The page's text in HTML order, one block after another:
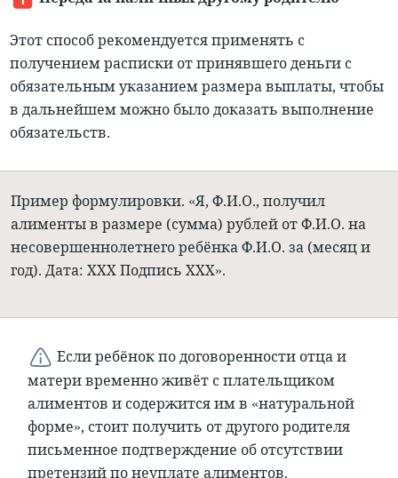
Этот способ рекомендуется применять с
получением расписки от принявшего деньги с
обязательным указанием размера выплаты, чтобы
в дальнейшем можно было доказать выполнение
обязательств.
Пример формулировки. «Я, Ф.И.О., получил
алименты в размере (сумма) рублей от Ф.И.О. на
несовершеннолетнего ребёнка Ф.И.О. за (месяц и
год). Дата: ХХХ Подпись ХХХ».
Если ребёнок по договоренности отца и
матери временно живёт с плательщиком
алиментов и содержится им в «натуральной
форме», стоит получить от другого родителя
письменное подтверждение об отсутствии
претензий по неуплате алиментов.